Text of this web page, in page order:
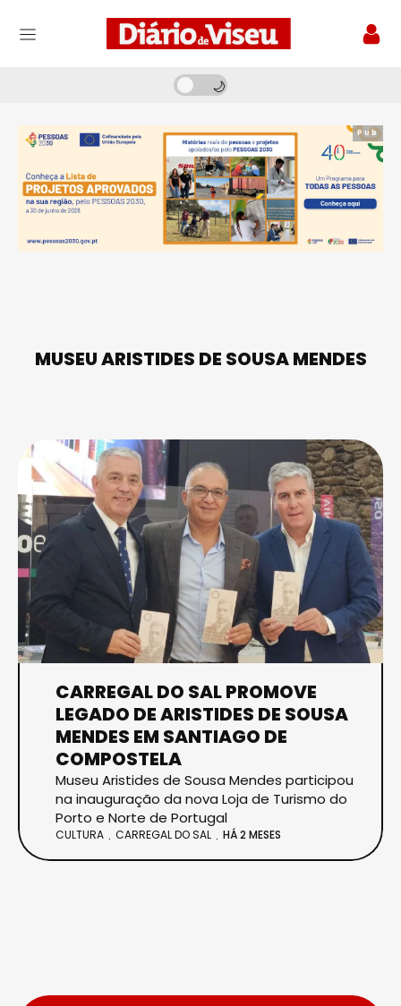
Pub
MUSEU ARISTIDES DE SOUSA MENDES
CARREGAL DO SAL PROMOVE
LEGADO DE ARISTIDES DE SOUSA
MENDES EM SANTIAGO DE
COMPOSTELA
Museu Aristides de Sousa Mendes participou
na inauguração da nova Loja de Turismo do
Porto e Norte de Portugal
CULTURA CARREGAL DO SAL HÁ 2 MESES